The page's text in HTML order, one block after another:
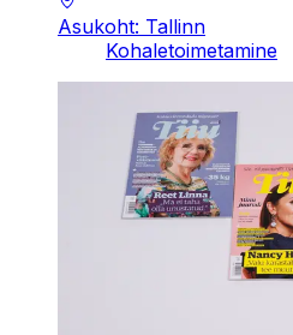
Asukoht: Tallinn
Kohaletoimetamine